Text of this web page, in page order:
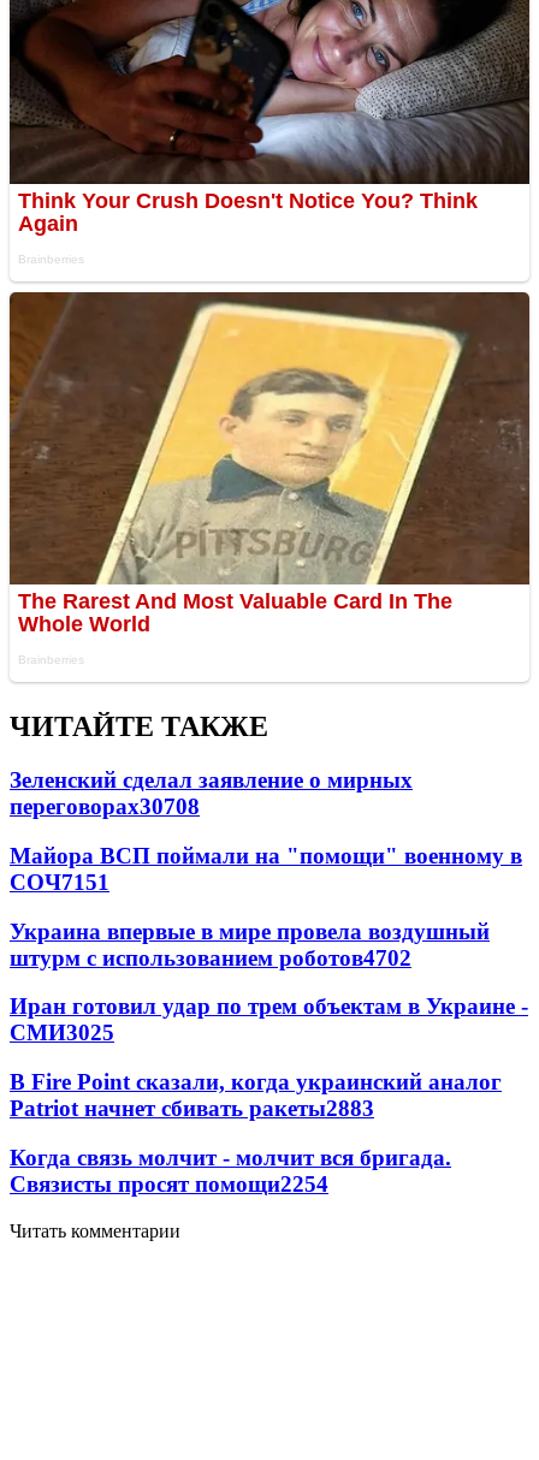
ЧИТАЙТЕ ТАКЖЕ
Зеленский сделал заявление о мирных
переговорах30708
Майора ВСП поймали на "помощи" военному в
СОЧ7151
Украина впервые в мире провела воздушный
штурм с использованием роботов4702
Иран готовил удар по трем объектам в Украине -
СМИ3025
В Fire Point сказали, когда украинский аналог
Patriot начнет сбивать ракеты2883
Когда связь молчит - молчит вся бригада.
Связисты просят помощи2254
Читать комментарии